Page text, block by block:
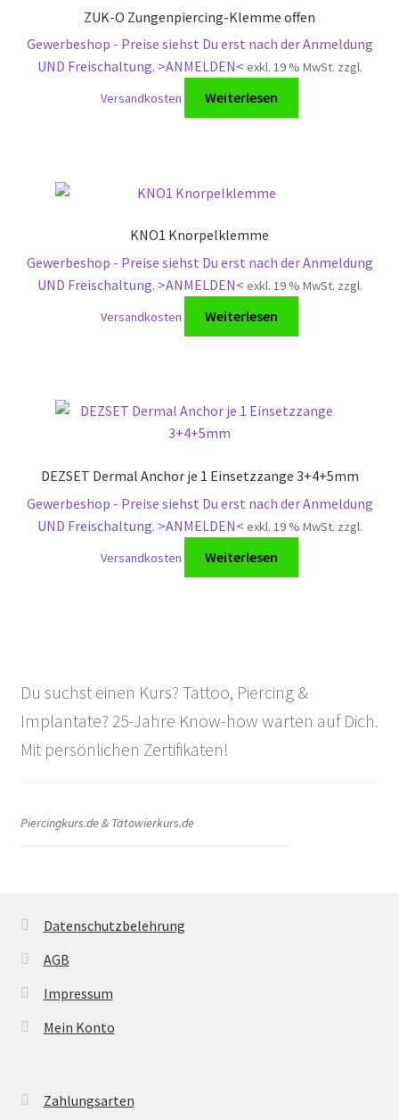
ZUK-O Zungenpiercing-Klemme offen
Gewerbeshop - Preise siehst Du erst nach der Anmeldung
UND Freischaltung. >ANMELDEN< exkl. 19 % MwSt. zzgl.
Versandkosten
Weiterlesen
KNO1 Knorpelklemme
Gewerbeshop - Preise siehst Du erst nach der Anmeldung
UND Freischaltung. >ANMELDEN< exkl. 19 % MwSt. zzgl.
Versandkosten
Weiterlesen
DEZSET Dermal Anchor je 1 Einsetzzange 3+4+5mm
Gewerbeshop - Preise siehst Du erst nach der Anmeldung
UND Freischaltung. >ANMELDEN< exkl. 19 % MwSt. zzgl.
Versandkosten
Weiterlesen
Du suchst einen Kurs? Tattoo, Piercing &
Implantate? 25-Jahre Know-how warten auf Dich.
Mit persönlichen Zertifikaten!
Piercingkurs.de & Tätowierkurs.de
Datenschutzbelehrung
AGB
Impressum
Mein Konto
Zahlungsarten